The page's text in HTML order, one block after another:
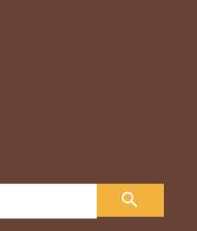
search